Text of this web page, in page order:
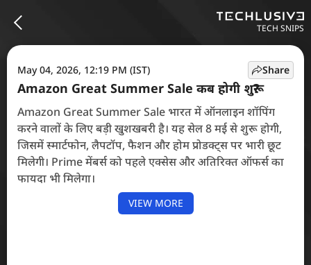
TECH SNIPS
May 04, 2026, 12:19 PM (IST)
Amazon Great Summer Sale कब होगी शुरू?
Amazon Great Summer Sale भारत में ऑनलाइन शॉपिंग
करने वालों के लिए बड़ी खुशखबरी है। यह सेल 8 मई से शुरू होगी,
जिसमें स्मार्टफोन, लैपटॉप, फैशन और होम प्रोडक्ट्स पर भारी छूट
मिलेगी। Prime मेंबर्स को पहले एक्सेस और अतिरिक्त ऑफर्स का
फायदा भी मिलेगा।
VIEW MORE
Share